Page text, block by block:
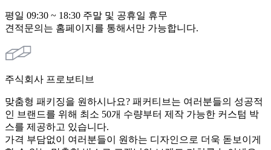
평일 09:30 ~ 18:30 주말 및 공휴일 휴무
견적문의는 홈페이지를 통해서만 가능합니다.
주식회사 프로보티브
맞춤형 패키징을 원하시나요? 패커티브는 여러분들의 성공적
인 브랜드를 위해 최소 50개 수량부터 제작 가능한 커스텀 박
스를 제공하고 있습니다.
가격 부담없이 여러분들이 원하는 디자인으로 더욱 돋보이게